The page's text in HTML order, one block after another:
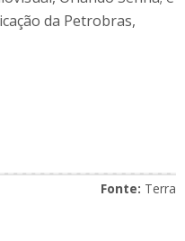
da Petrobras,
Fonte: Terra